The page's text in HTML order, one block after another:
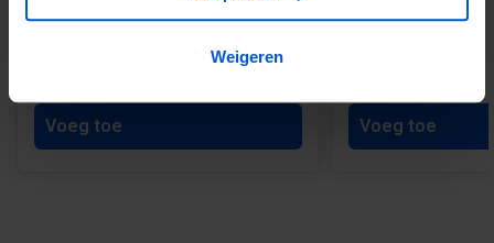
Weigeren
Voeg toe Voeg toe